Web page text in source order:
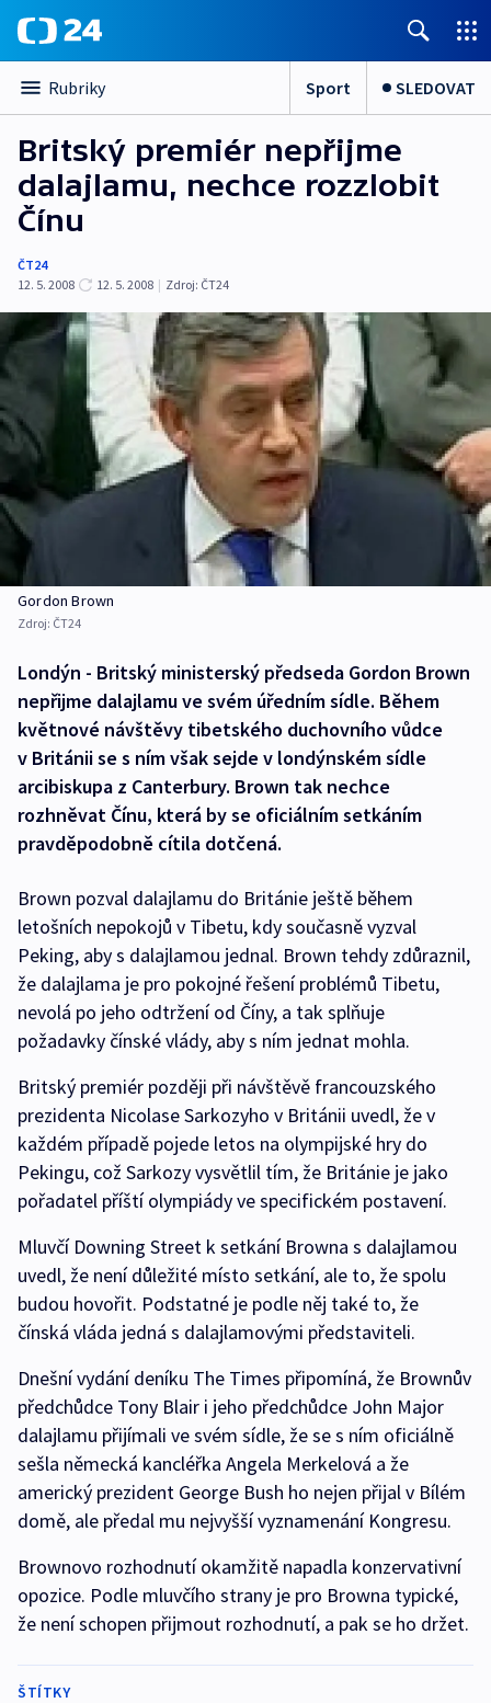
Rubriky Sport SLEDOVAT
Britský premiér nepřijme
dalajlamu, nechce rozzlobit
Čínu
ČT24
12. 5. 2008
12. 5. 2008 | Zdroj: ČT24
Gordon Brown
Zdroj: ČT24
Londýn - Britský ministerský předseda Gordon Brown
nepřijme dalajlamu ve svém úředním sídle. Během
květnové návštěvy tibetského duchovního vůdce
v Británii se s ním však sejde v londýnském sídle
arcibiskupa z Canterbury. Brown tak nechce
rozhněvat Čínu, která by se oficiálním setkáním
pravděpodobně cítila dotčená.
Brown pozval dalajlamu do Británie ještě během
letošních nepokojů v Tibetu, kdy současně vyzval
Peking, aby s dalajlamou jednal. Brown tehdy zdůraznil,
že dalajlama je pro pokojné řešení problémů Tibetu,
nevolá po jeho odtržení od Číny, a tak splňuje
požadavky čínské vlády, aby s ním jednat mohla.
Britský premiér později při návštěvě francouzského
prezidenta Nicolase Sarkozyho v Británii uvedl, že v
každém případě pojede letos na olympijské hry do
Pekingu, což Sarkozy vysvětlil tím, že Británie je jako
pořadatel příští olympiády ve specifickém postavení.
Mluvčí Downing Street k setkání Browna s dalajlamou
uvedl, že není důležité místo setkání, ale to, že spolu
budou hovořit. Podstatné je podle něj také to, že
čínská vláda jedná s dalajlamovými představiteli.
Dnešní vydání deníku The Times připomíná, že Brownův
předchůdce Tony Blair i jeho předchůdce John Major
dalajlamu přijímali ve svém sídle, že se s ním oficiálně
sešla německá kancléřka Angela Merkelová a že
americký prezident George Bush ho nejen přijal v Bílém
domě, ale předal mu nejvyšší vyznamenání Kongresu.
Brownovo rozhodnutí okamžitě napadla konzervativní
opozice. Podle mluvčího strany je pro Browna typické,
že není schopen přijmout rozhodnutí, a pak se ho držet.
ŠTÍTKY